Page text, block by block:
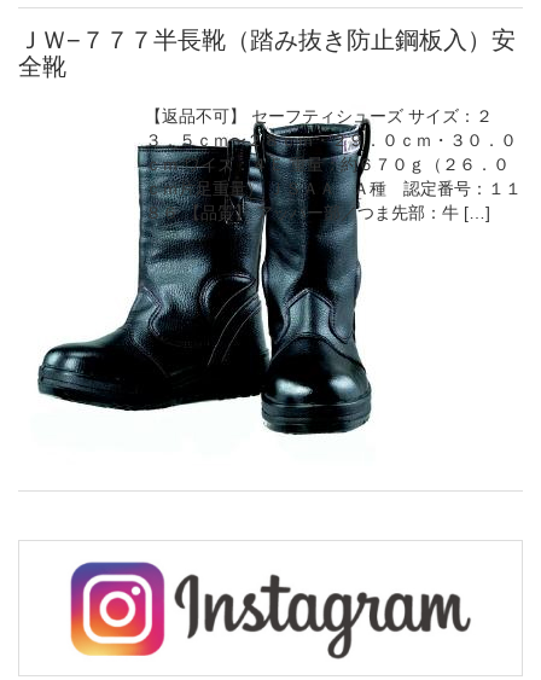
ＪＷ−７７７半長靴（踏み抜き防止鋼板入）安
全靴
【返品不可】 セーフティシューズ サイズ：２
３．５ｃｍ〜２８ｃｍ・２９．０ｃｍ・３０．０
ｃｍ ワイズ：４Ｅ 重量：約６７０ｇ（２６．０
ｃｍ片足重量） ＪＳＡＡ Ａ種 認定番号：１１
８６ 【品質】 アッパー部／つま先部：牛 […]